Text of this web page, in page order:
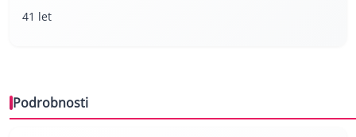
41 let
Podrobnosti